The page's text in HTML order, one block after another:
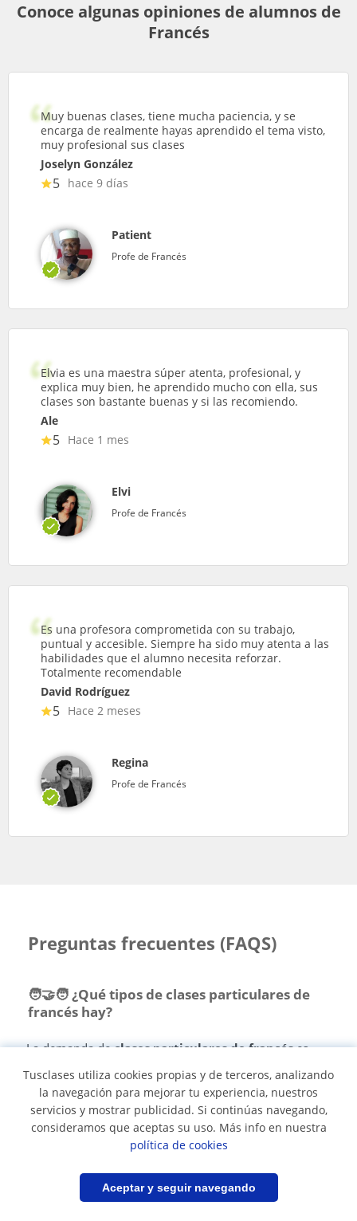
Guardar búsqueda
Conoce algunas opiniones de alumnos de
Francés
Muy buenas clases, tiene mucha paciencia, y se
encarga de realmente hayas aprendido el tema visto,
muy profesional sus clases
Joselyn González
5 hace 9 días
Patient
Profe de Francés
Elvia es una maestra súper atenta, profesional, y
explica muy bien, he aprendido mucho con ella, sus
clases son bastante buenas y si las recomiendo.
Ale
5 Hace 1 mes
Elvi
Profe de Francés
Es una profesora comprometida con su trabajo,
puntual y accesible. Siempre ha sido muy atenta a las
habilidades que el alumno necesita reforzar.
Totalmente recomendable
David Rodríguez
5 Hace 2 meses
Regina
Profe de Francés
Preguntas frecuentes (FAQS)
🧑‍🤝‍🧑 ¿Qué tipos de clases particulares de
francés hay?
La demanda declases particulares de francéses
diferentes modalidades:clases de francés a
domicilio,clases de francés en línea, clases de
francés por parejas. ¡Escoge tu tipo de maestro ideal en
base a tus necesidades!
👨‍🏫 ¿Cómo escoger un maestro particular
de francés?
Tusclases utiliza cookies propias y de terceros, analizando
la navegación para mejorar tu experiencia, nuestros
servicios y mostrar publicidad. Si continúas navegando,
consideramos que aceptas su uso. Más info en nuestra
política de cookies
Aceptar y seguir navegando